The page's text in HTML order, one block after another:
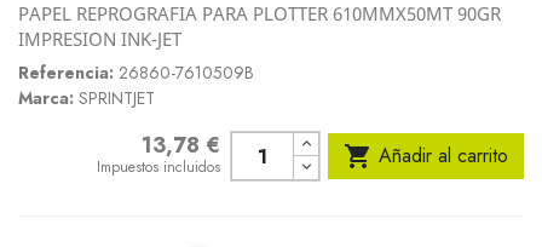
PAPEL REPROGRAFIA PARA PLOTTER 610MMX50MT 90GR
IMPRESION INK-JET
Referencia: 26860-7610509B
Marca: SPRINTJET
13,78 €
Impuestos incluidos  Añadir al carrito